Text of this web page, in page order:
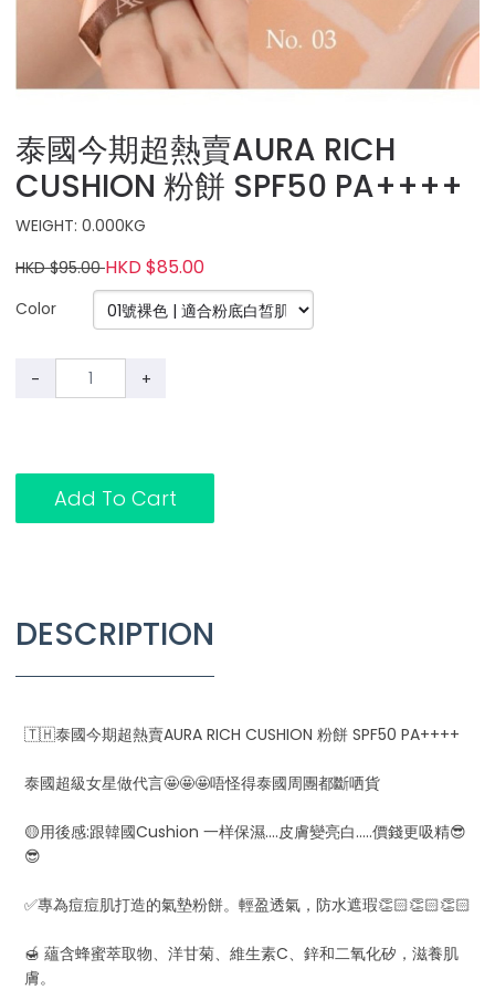
泰國今期超熱賣AURA RICH
CUSHION 粉餅 SPF50 PA++++
WEIGHT: 0.000KG
HKD $95.00HKD $85.00
Color
- +
Add To Cart
DESCRIPTION
🇹🇭泰國今期超熱賣AURA RICH CUSHION 粉餅 SPF50 PA++++
泰國超級女星做代言🤩🤩🤩唔怪得泰國周團都斷哂貨
🟡用後感:跟韓國Cushion 一样保濕....皮膚變亮白.....價錢更吸精😎
😎
✅專為痘痘肌打造的氣墊粉餅。輕盈透氣，防水遮瑕👏🏻👏🏻👏🏻
🍯 蘊含蜂蜜萃取物、洋甘菊、維生素C、鋅和二氧化矽，滋養肌
膚。